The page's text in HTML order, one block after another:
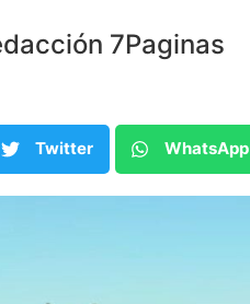
7Paginas
Twitter WhatsApp